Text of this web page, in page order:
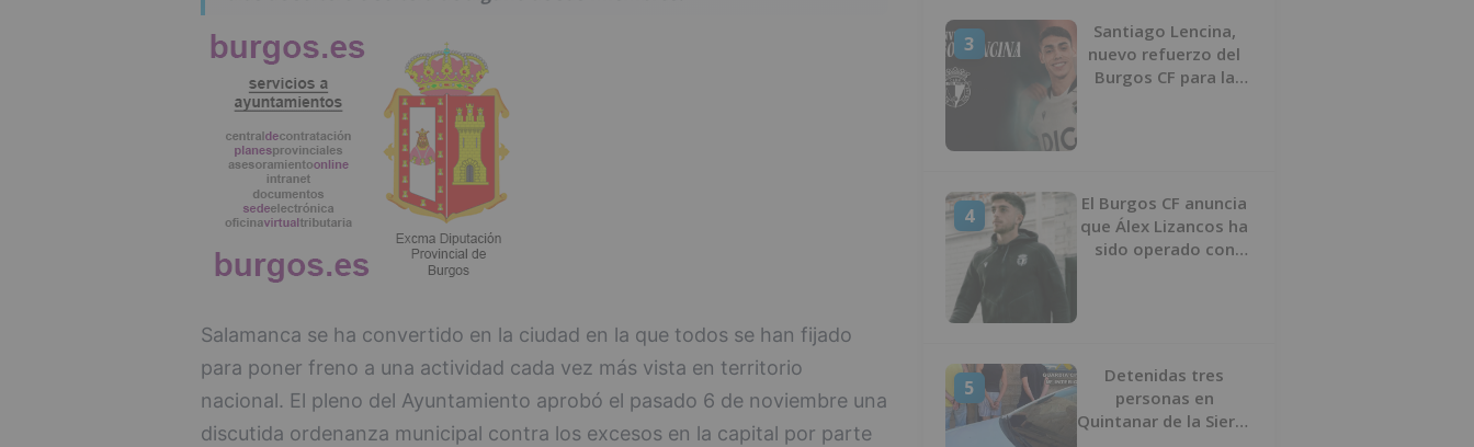
Salamanca se ha convertido en la ciudad en la que todos se han fijado
para poner freno a una actividad cada vez más vista en territorio
nacional. El pleno del Ayuntamiento aprobó el pasado 6 de noviembre una
discutida ordenanza municipal contra los excesos en la capital por parte
3
Santiago Lencina,
nuevo refuerzo del
Burgos CF para la
4
El Burgos CF anuncia
que Álex Lizancos ha
sido operado con
5
Detenidas tres
personas en
Quintanar de la Sierra